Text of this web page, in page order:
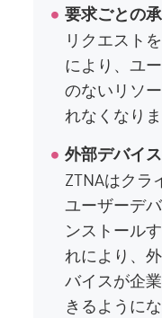
要求ごとの
リクエスト
により、ユ
のないリソ
れなくなりま
外部デバイ
ZTNAはクラ
ユーザーデ
ンストール
れにより、
バイスが企
きるようにな